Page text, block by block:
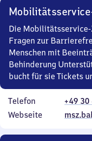
Die
Fragen zur
Menschen mit
Behinderung
bucht für sie Tickets
Telefon
+49
Webseite